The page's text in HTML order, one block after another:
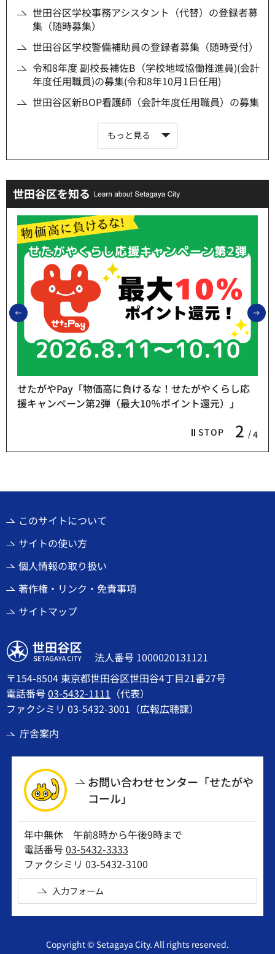
世田谷区学校事務アシスタント（代替）の登録者募
集（随時募集）
世田谷区学校警備補助員の登録者募集（随時受付）
令和8年度 副校長補佐B（学校地域協働推進員)(会計
年度任用職員)の募集(令和8年10月1日任用)
世田谷区新BOP看護師（会計年度任用職員）の募集
もっと見る
世田谷区を知る
前のスライドを表示
STOP 2 4
せたがやPay「物価高に負けるな！せたがやくらし応
援キャンペーン第2弾（最大10％ポイント還元）」
このサイトについて
サイトの使い方
個人情報の取り扱い
著作権・リンク・免責事項
サイトマップ
世田谷区
法人番号 1000020131121
〒154-8504 東京都世田谷区世田谷4丁目21番27号
電話番号03-5432-1111 （代表）
ファクシミリ 03-5432-3001（広報広聴課）
庁舎案内
お問い合わせセンター「せたがや
コール」
年中無休 午前8時から午後9時まで
電話番号03-5432-3333
ファクシミリ 03-5432-3100
入力フォーム
Copyright © Setagaya City. All rights reserved.